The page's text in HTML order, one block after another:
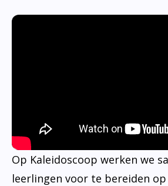
Op Kaleidoscoop werken we
leerlingen voor te bereiden op